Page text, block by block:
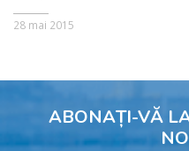
28 mai 2015
ABONAȚI-VĂ